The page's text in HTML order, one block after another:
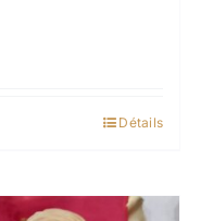
Détails